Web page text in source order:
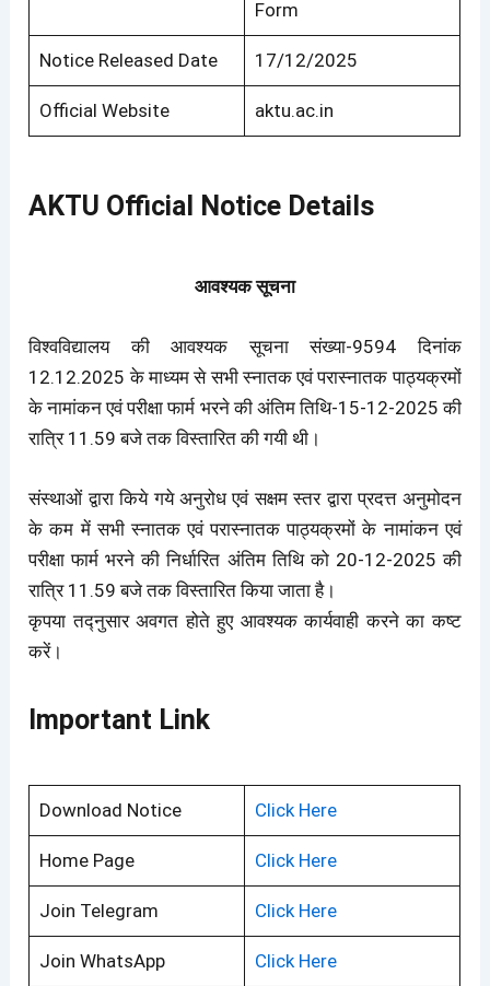
Form
Notice Released Date 17/12/2025
Official Website aktu.ac.in
AKTU Official Notice Details
आवश्यक सूचना
विश्वविद्यालय की आवश्यक सूचना संख्या-9594 दिनांक
12.12.2025 के माध्यम से सभी स्नातक एवं परास्नातक पाठ्यक्रमों
के नामांकन एवं परीक्षा फार्म भरने की अंतिम तिथि-15-12-2025 की
रात्रि 11.59 बजे तक विस्तारित की गयी थी।
संस्थाओं द्वारा किये गये अनुरोध एवं सक्षम स्तर द्वारा प्रदत्त अनुमोदन
के कम में सभी स्नातक एवं परास्नातक पाठ्यक्रमों के नामांकन एवं
परीक्षा फार्म भरने की निर्धारित अंतिम तिथि को 20-12-2025 की
रात्रि 11.59 बजे तक विस्तारित किया जाता है।
कृपया तद्नुसार अवगत होते हुए आवश्यक कार्यवाही करने का कष्ट
करें।
Important Link
Download Notice Click Here
Home Page Click Here
Join Telegram Click Here
Join WhatsApp Click Here